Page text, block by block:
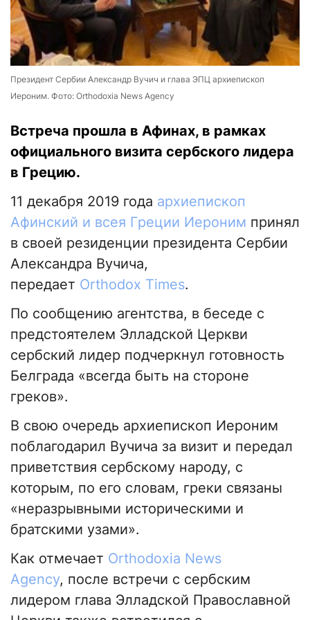
Президент Сербии Александр Вучич и глава ЭПЦ архиепископ
Иероним. Фото: Orthodoxia News Agency
Встреча прошла в Афинах, в рамках
официального визита сербского лидера
в Грецию.
11 декабря 2019 года архиепископ
Афинский и всея Греции Иероним принял
в своей резиденции президента Сербии
Александра Вучича,
передает Orthodox Times.
По сообщению агентства, в беседе с
предстоятелем Элладской Церкви
сербский лидер подчеркнул готовность
Белграда «всегда быть на стороне
греков».
В свою очередь архиепископ Иероним
поблагодарил Вучича за визит и передал
приветствия сербскому народу, с
которым, по его словам, греки связаны
«неразрывными историческими и
братскими узами».
Как отмечает Orthodoxia News
Agency, после встречи с сербским
лидером глава Элладской Православной